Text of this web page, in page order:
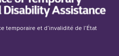
temporaire et d’invalidité de l’État